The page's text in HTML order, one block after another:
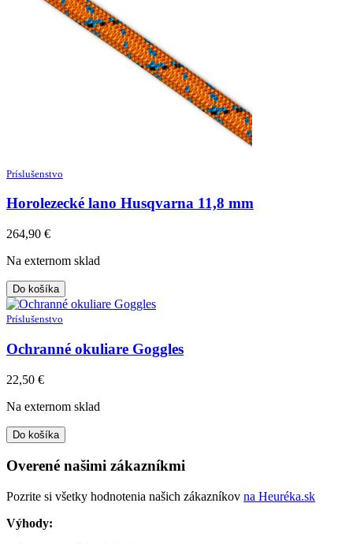
Príslušenstvo
Horolezecké lano Husqvarna 11,8 mm
264,90 €
Na externom sklad
Do košíka
Príslušenstvo
Ochranné okuliare Goggles
22,50 €
Na externom sklad
Do košíka
Overené našimi zákazníkmi
Pozrite si všetky hodnotenia našich zákazníkov na Heuréka.sk
Výhody: